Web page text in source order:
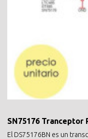
SN75176 Tranceptor
El DS75176BN es un